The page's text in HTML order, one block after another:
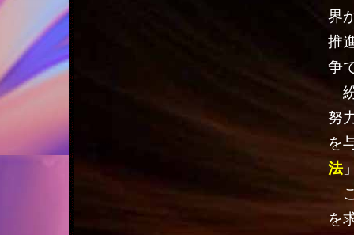
界
推
争
努
を
法
を